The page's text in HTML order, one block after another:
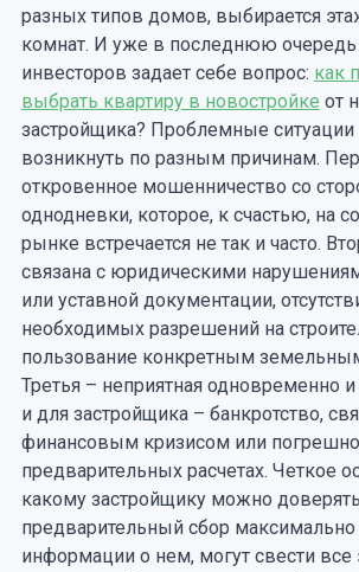
разных типов домов, выбирается
комнат. И уже в последнюю
инвесторов задает себе вопрос: как
выбрать квартиру в новостройке от
застройщика? Проблемные ситуации
возникнуть по разным причинам.
откровенное мошенничество со
однодневки, которое, к счастью, на
рынке встречается не так и часто.
связана с юридическими
или уставной документации,
необходимых разрешений на
пользование конкретным
Третья – неприятная одновременно
и для застройщика – банкротство,
финансовым кризисом или
предварительных расчетах. Четкое
какому застройщику можно
предварительный сбор
информации о нем, могут свести все